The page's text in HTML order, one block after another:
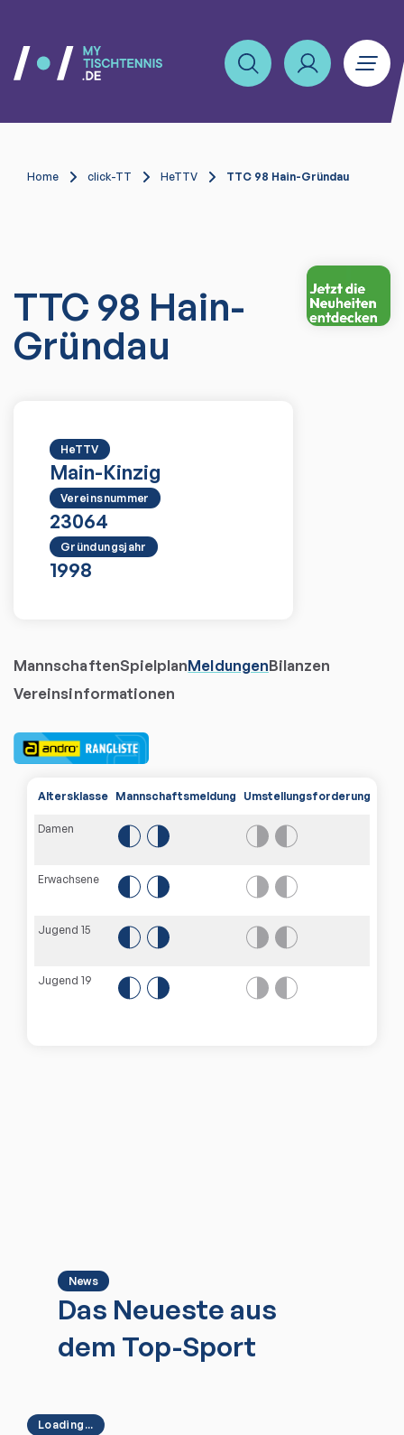
Home click-TT HeTTV TTC 98 Hain-Gründau
TTC 98 Hain-
Gründau
HeTTV
Main-Kinzig
Vereinsnummer
23064
Gründungsjahr
1998
MannschaftenSpielplanMeldungenBilanzen
Vereinsinformationen
Altersklasse Mannschaftsmeldung Umstellungsforderungen
Damen
Erwachsene
Jugend 15
Jugend 19
News
Das Neueste aus
dem Top-Sport
Loading...